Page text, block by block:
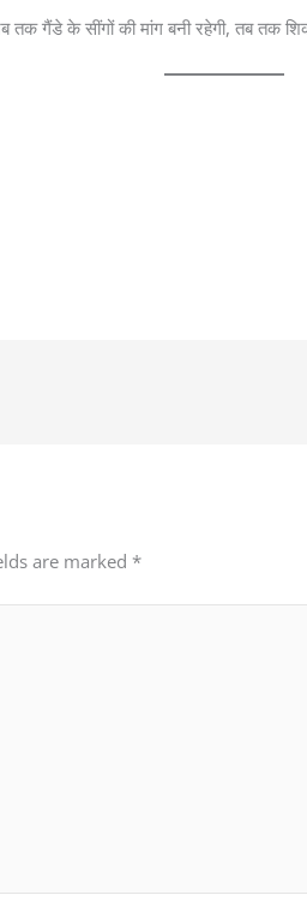
गैंडे के सींगों की मांग बनी रहेगी, तब तक
are marked *